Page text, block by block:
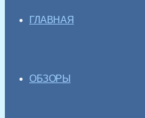
ГЛАВНАЯ
ОБЗОРЫ